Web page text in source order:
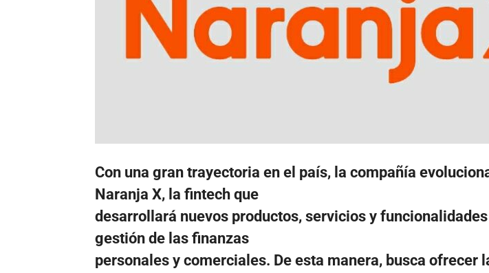
Con una gran trayectoria en el país, la compañía
Naranja X, la fintech que
desarrollará nuevos productos, servicios y
gestión de las finanzas
personales y comerciales. De esta manera, busca ofrecer